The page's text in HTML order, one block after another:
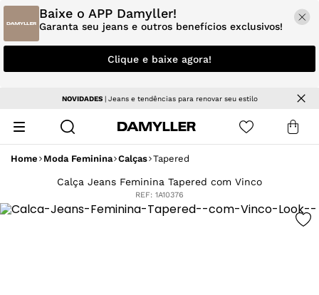
Baixe o APP Damyller!
Garanta seu jeans e outros benefícios exclusivos!
Clique e baixe agora!
NOVIDADES| Jeans e tendências para renovar seu estilo
Home Moda Feminina Calças Tapered
Calça Jeans Feminina Tapered com Vinco
REF: 1A10376